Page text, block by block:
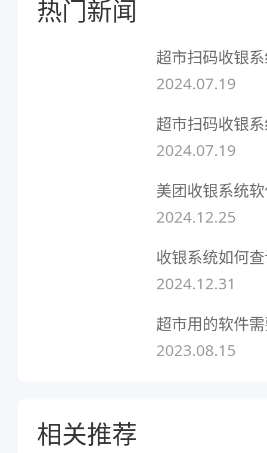
热门新闻
超市扫码收银
2024.07.19
超市扫码收银
2024.07.19
美团收银系统
2024.12.25
收银系统如何
2024.12.31
超市用的软件
2023.08.15
相关推荐